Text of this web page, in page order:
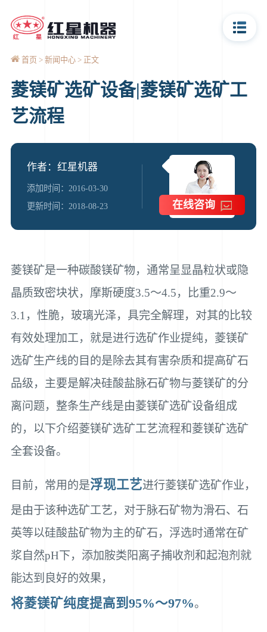
首页 新闻中心 正文
菱镁矿选矿设备|菱镁矿选矿工
艺流程
作者：红星机器
添加时间：2016-03-30
更新时间：2018-08-23
在线咨询
菱镁矿是一种碳酸镁矿物，通常呈显晶粒状或隐
晶质致密块状，摩斯硬度3.5～4.5，比重2.9～
3.1，性脆，玻璃光泽，具完全解理，对其的比较
有效处理加工，就是进行选矿作业提纯，菱镁矿
选矿生产线的目的是除去其有害杂质和提高矿石
品级，主要是解决硅酸盐脉石矿物与菱镁矿的分
离问题，整条生产线是由菱镁矿选矿设备组成
的，以下介绍菱镁矿选矿工艺流程和菱镁矿选矿
全套设备。
目前，常用的是浮现工艺进行菱镁矿选矿作业，
是由于该种选矿工艺，对于脉石矿物为滑石、石
英等以硅酸盐矿物为主的矿石，浮选时通常在矿
浆自然pH下，添加胺类阳离子捕收剂和起泡剂就
能达到良好的效果，
将菱镁矿纯度提高到95%～97%。